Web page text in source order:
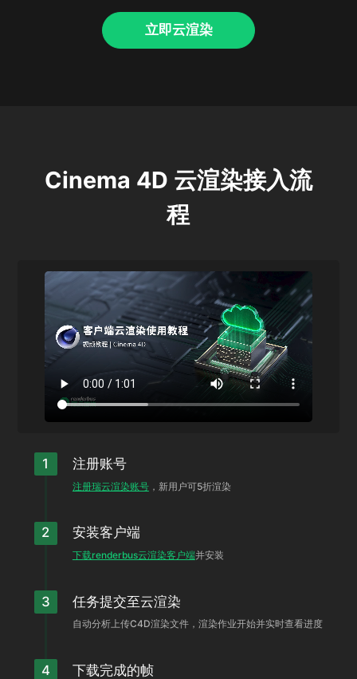
支持修改分辨率 场次支持
立即云渲染
Cinema 4D 云渲染接入流
程
1 注册账号
注册瑞云渲染账号，新用户可5折渲染
2 安装客户端
下载renderbus云渲染客户端并安装
3 任务提交至云渲染
自动分析上传C4D渲染文件，渲染作业开始并实时查看进度
4 下载完成的帧